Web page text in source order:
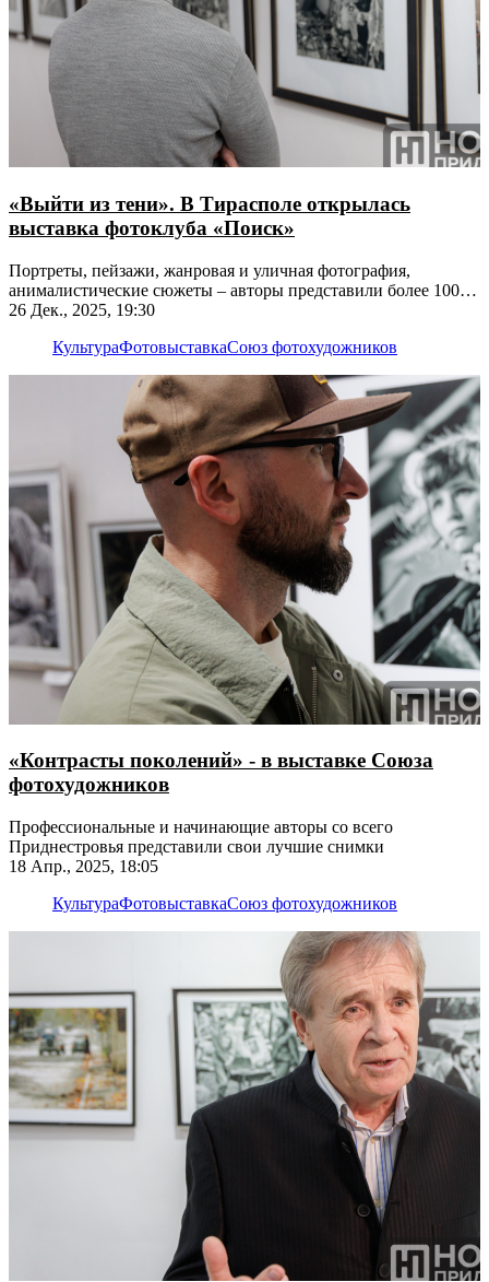
«Выйти из тени». В Тирасполе открылась
выставка фотоклуба «Поиск»
Портреты, пейзажи, жанровая и уличная фотография,
анималистические сюжеты – авторы представили более 100
снимков
26 Дек., 2025, 19:30
КультураФотовыставкаСоюз фотохудожников
«Контрасты поколений» - в выставке Союза
фотохудожников
Профессиональные и начинающие авторы со всего
Приднестровья представили свои лучшие снимки
18 Апр., 2025, 18:05
КультураФотовыставкаСоюз фотохудожников